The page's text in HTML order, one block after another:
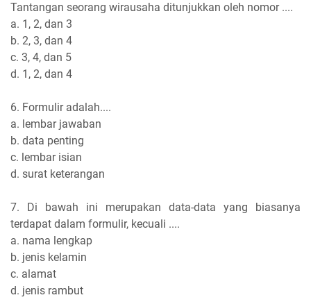
Tantangan seorang wirausaha ditunjukkan oleh nomor ....
a. 1, 2, dan 3
b. 2, 3, dan 4
c. 3, 4, dan 5
d. 1, 2, dan 4
6. Formulir adalah....
a. lembar jawaban
b. data penting
c. lembar isian
d. surat keterangan
7. Di bawah ini merupakan data-data yang biasanya
terdapat dalam formulir, kecuali ....
a. nama lengkap
b. jenis kelamin
c. alamat
d. jenis rambut